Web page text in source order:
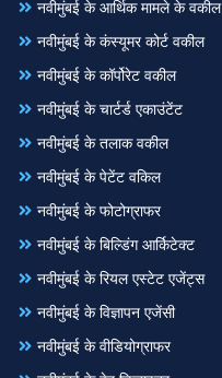
नवीमुंबई के आर्थिक मामले के वकील
नवीमुंबई के कंस्यूमर कोर्ट वकील
नवीमुंबई के कॉर्पोरेट वकील
नवीमुंबई के चार्टर्ड एकाउंटेंट
नवीमुंबई के तलाक वकील
नवीमुंबई के पेटेंट वकिल
नवीमुंबई के फोटोग्राफर
नवीमुंबई के बिल्डिंग आर्किटेक्ट
नवीमुंबई के रियल एस्टेट एजेंट्स
नवीमुंबई के विज्ञापन एजेंसी
नवीमुंबई के वीडियोग्राफर